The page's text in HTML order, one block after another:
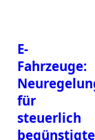
E-
Fahrzeuge:
für
steuerlich